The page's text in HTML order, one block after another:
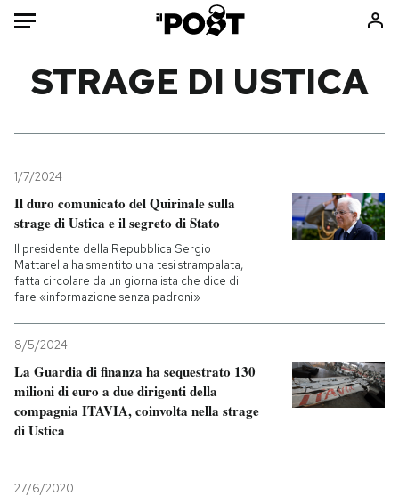
Mondo
Politica
Tecnologia
Internet
Scienza
Cultura
Economia
Consumismi
Media
Altrecose
PODCAST
NEWSLETTER
STRAGE DI USTICA
1/7/2024
Il duro comunicato del Quirinale sulla
strage di Ustica e il segreto di Stato
Il presidente della Repubblica Sergio
Mattarella ha smentito una tesi strampalata,
fatta circolare da un giornalista che dice di
fare «informazione senza padroni»
8/5/2024
La Guardia di finanza ha sequestrato 130
milioni di euro a due dirigenti della
compagnia ITAVIA, coinvolta nella strage
di Ustica
27/6/2020